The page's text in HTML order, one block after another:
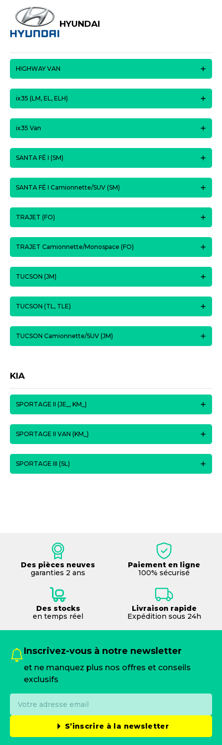
HYUNDAI
HIGHWAY VAN
ix35 (LM, EL, ELH)
ix35 Van
SANTA FÉ I (SM)
SANTA FÉ I Camionnette/SUV (SM)
TRAJET (FO)
TRAJET Camionnette/Monospace (FO)
TUCSON (JM)
TUCSON (TL, TLE)
TUCSON Camionnette/SUV (JM)
KIA
SPORTAGE II (JE_, KM_)
SPORTAGE II VAN (KM_)
SPORTAGE III (SL)
Des pièces neuves
garanties 2 ans
Paiement en ligne
100% sécurisé
Des stocks
en temps réel
Livraison rapide
Expédition sous 24h
Inscrivez-vous à notre newsletter
et ne manquez plus nos offres et conseils
exclusifs
S’inscrire à la newsletter